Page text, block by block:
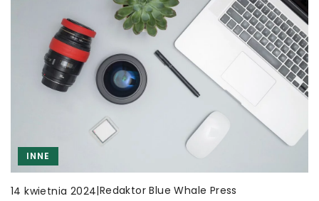
CZAS WOLNY
4 stycznia 2026|Redaktor Blue Whale Press
INNE
14 kwietnia 2024|Redaktor Blue Whale Press
CZAS WOLNY
10 września 2025|Redaktor Blue Whale Press